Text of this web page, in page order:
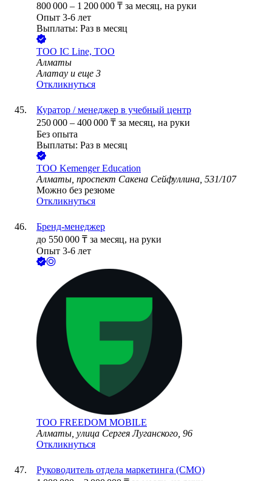
800 000 – 1 200 000 ₸ за месяц, на руки
Опыт 3-6 лет
Выплаты: Раз в месяц
ТОО IC Line, ТОО
Алматы
Алатау и еще 3
Откликнуться
Куратор / менеджер в учебный центр
250 000 – 400 000 ₸ за месяц, на руки
Без опыта
Выплаты: Раз в месяц
ТОО Kemenger Education
Алматы, проспект Сакена Сейфуллина, 531/107
Можно без резюме
Откликнуться
Бренд-менеджер
до 550 000 ₸ за месяц, на руки
Опыт 3-6 лет
ТОО FREEDOM MOBILE
Алматы, улица Сергея Луганского, 96
Откликнуться
Руководитель отдела маркетинга (CMO)